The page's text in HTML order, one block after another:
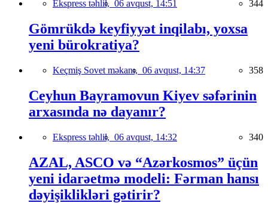
Ekspress təhlil, 06 avqust, 14:51 344
Gömrükdə keyfiyyət inqilabı, yoxsa
yeni bürokratiya?
Keçmiş Sovet məkanı, 06 avqust, 14:37 358
Ceyhun Bayramovun Kiyev səfərinin
arxasında nə dayanır?
Ekspress təhlil, 06 avqust, 14:32 340
AZAL, ASCO və “Azərkosmos” üçün
yeni idarəetmə modeli: Fərman hansı
dəyişiklikləri gətirir?